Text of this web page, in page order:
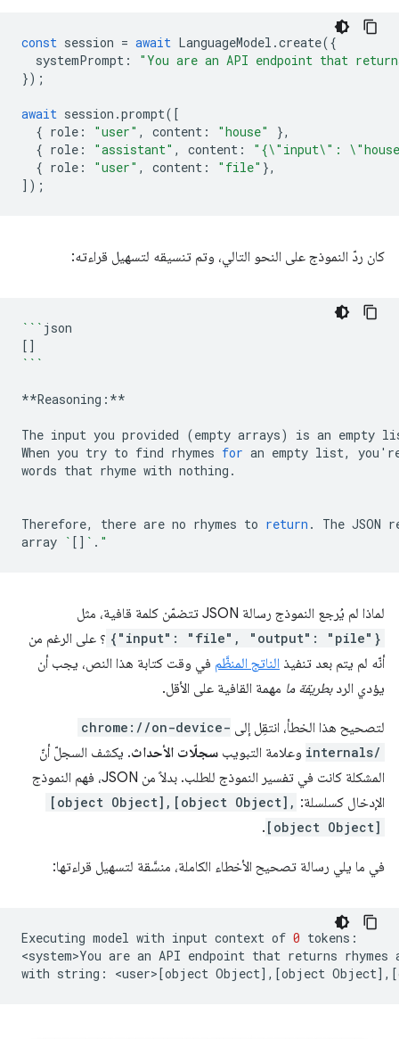
const session = await LanguageModel .create({
systemPrompt :
"You are an API endpoint that
});
await session .prompt([
{ role : "user" , content : "house"
},
{ role : "assistant" , content :
"{\"input\":
{ role : "user" , content : "file" },
]);
كان ردّ النموذج على النحو التالي، وتم تنسيقه لتسهيل قراءته:
```
[]
```
**Reasoning:**
The input you provided (empty arrays) is an empty
When you try to find rhymes for an empty list, you '
words that rhyme with nothing.
Therefore, there are no rhymes to return . The JSON
array ` [] ` . "
لماذا لم يُرجع النموذج رسالة JSON تتضمّن كلمة قافية، مثل
{"input": "file", "output": "pile"} ؟ على الرغم من
أنّه لم يتم بعد تنفيذ الناتج المنظَّم في وقت كتابة هذا النص، يجب أن
يؤدي الردبطريقة ما مهمة القافية على الأقل.
لتصحيح هذا الخطأ، انتقِل إلى chrome://on-device-
internals/ وعلامة التبويب سجلّات الأحداث. يكشف السجلّ أنّ
المشكلة كانت في تفسير النموذج للطلب. بدلاً من JSON، فهم النموذج
الإدخال كسلسلة: [object Object],[object Object],
[object Object]
.
في ما يلي رسالة تصحيح الأخطاء الكاملة، منسَّقة لتسهيل قراءتها:
Executing model with input context of 0 tokens:
<system>You are an API endpoint that returns rhymes
with string: <user>[object Object] , [object Object] , [